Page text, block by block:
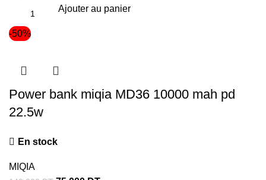
Ajouter au panier
-50%
Power bank miqia MD36 10000 mah pd
22.5w
En stock
MIQIA